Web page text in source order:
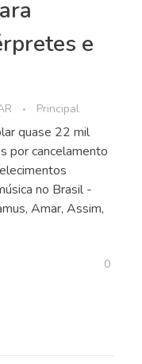
e
Principal
quase 22 mil
por cancelamento
no Brasil -
Amar, Assim,
0